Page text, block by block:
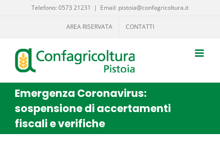
Telefono: 0573 21231 | Email: pistoia@confagricoltura.it
AREA RISERVATA CONTATTI
Emergenza Coronavirus:
sospensione di accertamenti
fiscali e verifiche